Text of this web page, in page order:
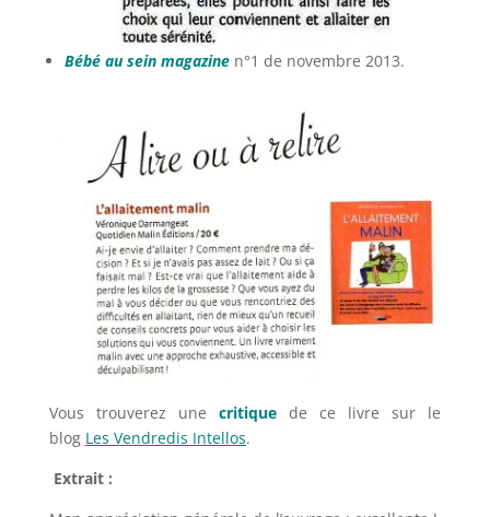
Bébé au sein magazinen°1 de novembre 2013.
Vous trouverez une critique de ce livre sur le
blog Les Vendredis Intellos.
Extrait :